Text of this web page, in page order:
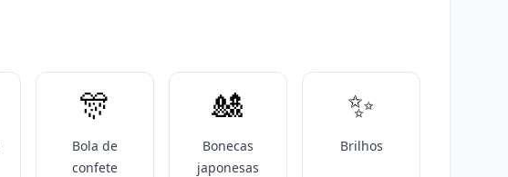
🎊
Bola de
confete
🎎
Bonecas
japonesas
✨️
Brilhos